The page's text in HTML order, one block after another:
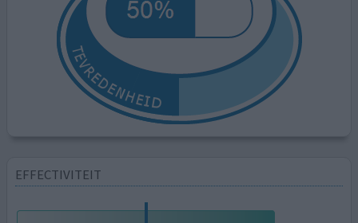
EFFECTIVITEIT